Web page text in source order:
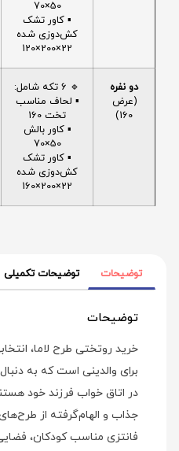
50×70
▪️ کاور تشک
کش‌دوزی شده
22×200×120
دو نفره
(عرض
160)
🔹 6 تکه شامل:
▪️ لحاف مناسب
تخت 160
▪️ کاور بالش
50×70
▪️ کاور تشک
کش‌دوزی شده
22×200×160
توضیحات توضیحات تکمیلی
توضیحات
خرید روتختی طرح لاما،
برای والدینی است که به
در اتاق خواب فرزند خود
جذاب و الهام‌گرفته از
فانتزی مناسب کودکان،